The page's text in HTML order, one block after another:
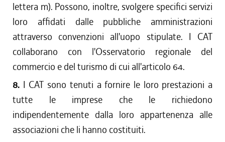
lettera m). Possono, inoltre, svolgere specifici servizi
loro affidati dalle pubbliche amministrazioni
attraverso convenzioni all'uopo stipulate. I CAT
collaborano con l'Osservatorio regionale del
commercio e del turismo di cui all'articolo 64.
8. I CAT sono tenuti a fornire le loro prestazioni a
tutte le imprese che le richiedono
indipendentemente dalla loro appartenenza alle
associazioni che li hanno costituiti.